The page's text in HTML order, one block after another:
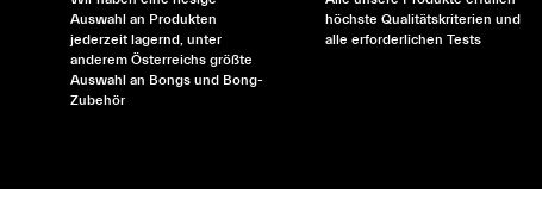
Auswahl an Produkten
jederzeit lagernd, unter
anderem Österreichs größte
Auswahl an Bongs und Bong-
Zubehör
höchste Qualitätskriterien und
alle erforderlichen Tests